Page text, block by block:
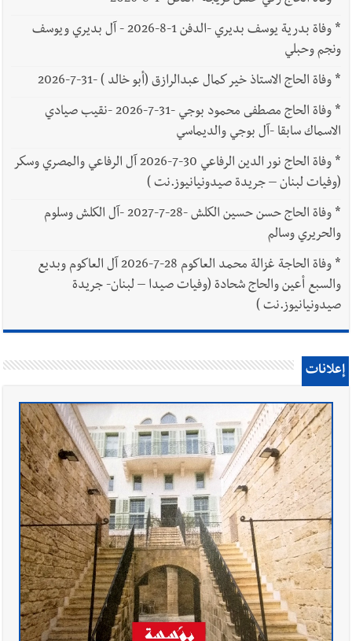
*
وفاة بدرية يوسف بديري -الدفن 1-8-2026 - آل بديري ويوسف
ونجم وحبلي
*وفاة الحاج الاستاذ خير كمال عبدالرازق (أبو خالد ) -31-7-2026
*
وفاة الحاج مصطفى محمود بوجي -31-7-2026 -نقيب صيادي
الاسماك سابقا -آل بوجي والديماسي
*
وفاة الحاج نور الدين الرفاعي 30-7-2026 آل الرفاعي والمصري وسكر
(وفيات لبنان – جريدة صيدونيانيوز.نت )
*
وفاة الحاج حسن حسين الكلش -28-7-2027 -آل الكلش وسلوم
والحريري وسالم
*
وفاة الحاجة غزالة محمد العاكوم 28-7-2026 آل العاكوم وبديع
والسبع أعين والحاج شحادة (وفيات صيدا – لبنان- جريدة
صيدونيانيوز.نت )
إعلانات